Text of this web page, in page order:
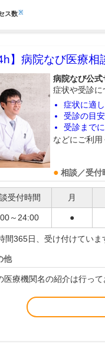
ス数※
】 病院なび医療相
病院なび公式
症状や受診に
症状に適
受診の目
受診まで
などにご利用
相談／受付
受付時間 月
～24:00 ●
間365日、受け付けていま
他
医療機関名の紹介は行って